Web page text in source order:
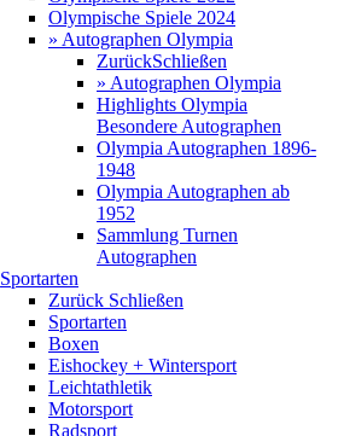
Olympische Spiele 2024
» Autographen Olympia
ZurückSchließen
» Autographen Olympia
Highlights Olympia
Besondere Autographen
Olympia Autographen 1896-
1948
Olympia Autographen ab
1952
Sammlung Turnen
Autographen
Sportarten
Zurück Schließen
Sportarten
Boxen
Eishockey + Wintersport
Leichtathletik
Motorsport
Radsport